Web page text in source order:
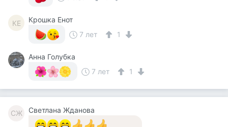
КЕ
Крошка Енот
7 лет
1
Анна Голубка
7 лет
1
СЖ Светлана Жданова